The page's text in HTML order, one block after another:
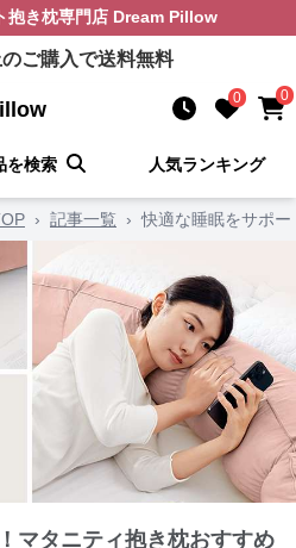
抱き枕専門店 Dream Pillow
ご購入で送料無料
0 0
を検索 人気ランキング
› 記事一覧 › 快適な睡眠をサポ
マタニティ抱き枕おすすめ